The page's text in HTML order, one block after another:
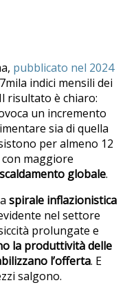
pubblicato nel 2024
indici mensili dei
risultato è chiaro:
un incremento
sia di quella
per almeno 12
maggiore
globale.
spirale inflazionistica
nel settore
prolungate e
la produttività delle
l’offerta. E
salgono.